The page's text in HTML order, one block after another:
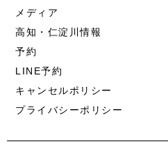
メディア
高知・仁淀川情報
予約
LINE予約
キャンセルポリシー
プライバシーポリシー